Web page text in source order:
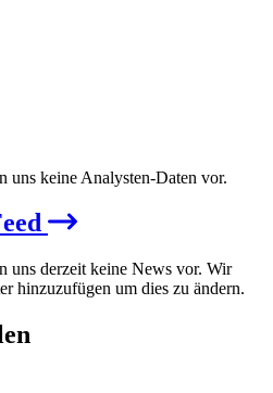
uns keine Analysten-Daten vor.
uns derzeit keine News vor. Wir
hinzuzufügen um dies zu ändern.